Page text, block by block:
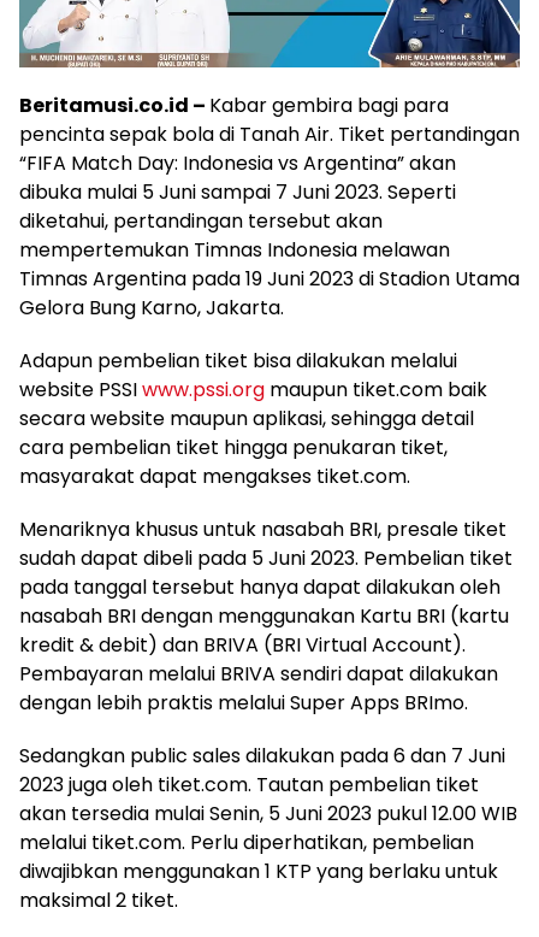
Beritamusi.co.id – Kabar gembira bagi para
pencinta sepak bola di Tanah Air. Tiket pertandingan
“FIFA Match Day: Indonesia vs Argentina” akan
dibuka mulai 5 Juni sampai 7 Juni 2023. Seperti
diketahui, pertandingan tersebut akan
mempertemukan Timnas Indonesia melawan
Timnas Argentina pada 19 Juni 2023 di Stadion Utama
Gelora Bung Karno, Jakarta.
Adapun pembelian tiket bisa dilakukan melalui
website PSSIwww.pssi.org maupun tiket.com baik
secara website maupun aplikasi, sehingga detail
cara pembelian tiket hingga penukaran tiket,
masyarakat dapat mengakses tiket.com.
Menariknya khusus untuk nasabah BRI, presale tiket
sudah dapat dibeli pada 5 Juni 2023. Pembelian tiket
pada tanggal tersebut hanya dapat dilakukan oleh
nasabah BRI dengan menggunakan Kartu BRI (kartu
kredit & debit) dan BRIVA (BRI Virtual Account).
Pembayaran melalui BRIVA sendiri dapat dilakukan
dengan lebih praktis melalui Super Apps BRImo.
Sedangkan public sales dilakukan pada 6 dan 7 Juni
2023 juga oleh tiket.com. Tautan pembelian tiket
akan tersedia mulai Senin, 5 Juni 2023 pukul 12.00 WIB
melalui tiket.com. Perlu diperhatikan, pembelian
diwajibkan menggunakan 1 KTP yang berlaku untuk
maksimal 2 tiket.